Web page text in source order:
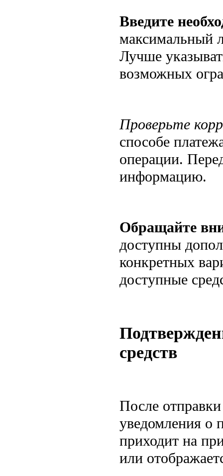
Введите
максимальный
Лучше
возможных
Проверьте
способе
операции.
информацию.
Обращайте
доступны
конкретных
доступные
средств
После
уведомления о
приходит на
или